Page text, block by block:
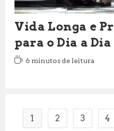
Vida Longa e
para o Dia a Dia
Tempo6 minutos de leitura
1 2 3 4